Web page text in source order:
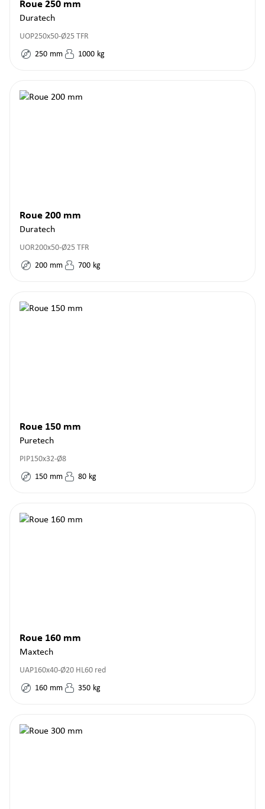
Roue 250 mm
Duratech
UOP250x50-Ø25 TFR
250 mm 1000 kg
Roue 200 mm
Duratech
UOR200x50-Ø25 TFR
200 mm 700 kg
Roue 150 mm
Puretech
PIP150x32-Ø8
150 mm 80 kg
Roue 160 mm
Maxtech
UAP160x40-Ø20 HL60 red
160 mm 350 kg